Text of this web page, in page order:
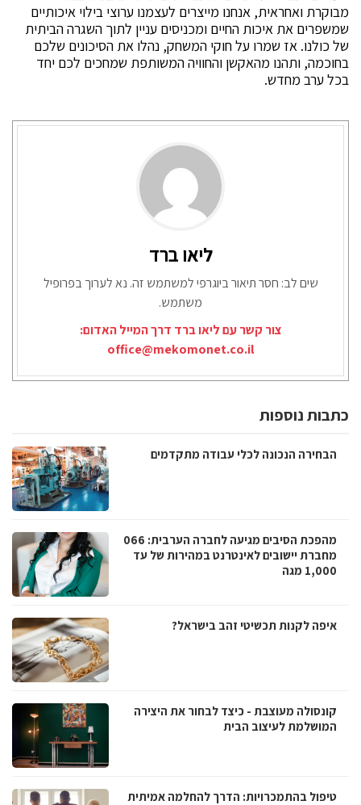
מבוקרת ואחראית, אנחנו מייצרים לעצמנו ערוצי בילוי איכותיים
שמשפרים את איכות החיים ומכניסים עניין לתוך השגרה הביתית
של כולנו. אז שמרו על חוקי המשחק, נהלו את הסיכונים שלכם
בחוכמה, ותהנו מהאקשן והחוויה המשותפת שמחכים לכם יחד
בכל ערב מחדש.
ליאו ברד
שים לב: חסר תיאור ביוגרפי למשתמש זה. נא לערוך בפרופיל
משתמש.
צור קשר עם ליאו ברד דרך המייל האדום:
office@mekomonet.co.il
כתבות נוספות
הבחירה הנכונה לכלי עבודה מתקדמים
מהפכת הסיבים מגיעה לחברה הערבית: 066
מחברת יישובים לאינטרנט במהירות של עד
1,000 מגה
איפה לקנות תכשיטי זהב בישראל?
קונסולה מעוצבת - כיצד לבחור את היצירה
המושלמת לעיצוב הבית
טיפול בהתמכרויות: הדרך להחלמה אמיתית